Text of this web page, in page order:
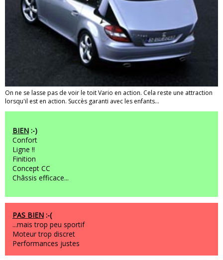
On ne se lasse pas de voir le toit Vario en action. Cela reste une attraction
lorsqu'il est en action. Succès garanti avec les enfants...
BIEN :-)
Confort
Ligne !!
Finition
Concept CC
Châssis efficace...
PAS BIEN :-(
...mais trop peu sportif
Moteur trop discret
Performances justes